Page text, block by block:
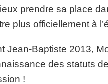
prendre sa place
plus officiellement à
Jean-Baptiste 2013,
des statuts
!